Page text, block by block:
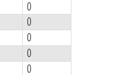
0
0
0
0
0